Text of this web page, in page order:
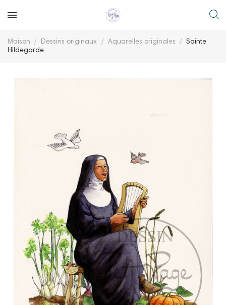
Maison Dessins originaux Aquarelles originales
Sainte
Hildegarde